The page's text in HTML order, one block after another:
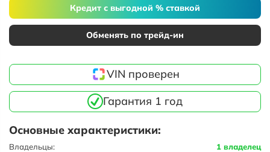
Кредит с выгодной % ставкой
Обменять по трейд-ин
VIN проверен
Гарантия 1 год
Основные характеристики:
Владельцы: 1 владелец